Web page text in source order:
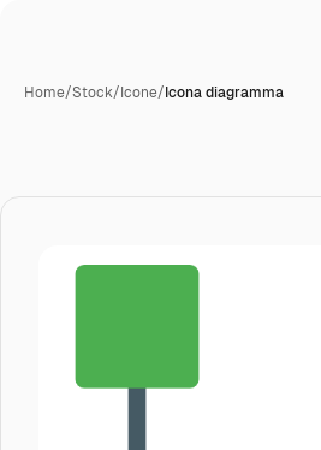
Home/Stock/Icone/Icona diagramma